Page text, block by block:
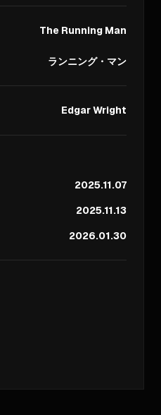
The Running Man
ランニング・マン
Edgar Wright
2025.11.07
2025.11.13
2026.01.30